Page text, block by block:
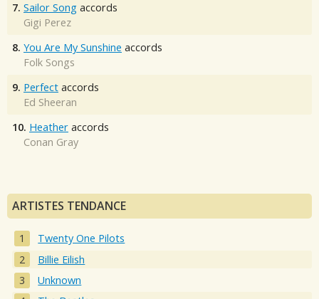
7. Sailor Song accords
Gigi Perez
8. You Are My Sunshine accords
Folk Songs
9. Perfect accords
Ed Sheeran
10. Heather accords
Conan Gray
ARTISTES TENDANCE
Twenty One Pilots
Billie Eilish
Unknown